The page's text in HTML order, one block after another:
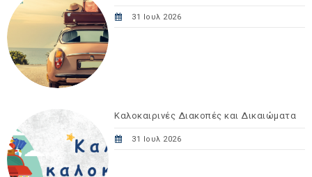
31 Ιουλ 2026
Καλοκαιρινές Διακοπές και Δικαιώματα
31 Ιουλ 2026